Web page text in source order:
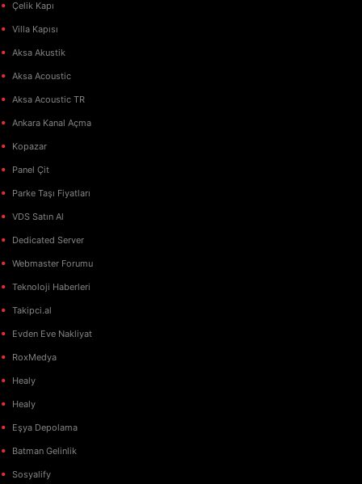
Çelik Kapı
Villa Kapısı
Aksa Akustik
Aksa Acoustic
Aksa Acoustic TR
Ankara Kanal Açma
Kopazar
Panel Çit
Parke Taşı Fiyatları
VDS Satın Al
Dedicated Server
Webmaster Forumu
Teknoloji Haberleri
Takipci.al
Evden Eve Nakliyat
RoxMedya
Healy
Healy
Eşya Depolama
Batman Gelinlik
Sosyalify